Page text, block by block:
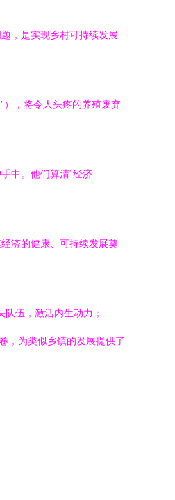
，是实现乡村可持续发展
，将令人头疼的养殖废弃
中。他们算清“经济
济的健康、可持续发展奠
伍，激活内生动力；
，为类似乡镇的发展提供了